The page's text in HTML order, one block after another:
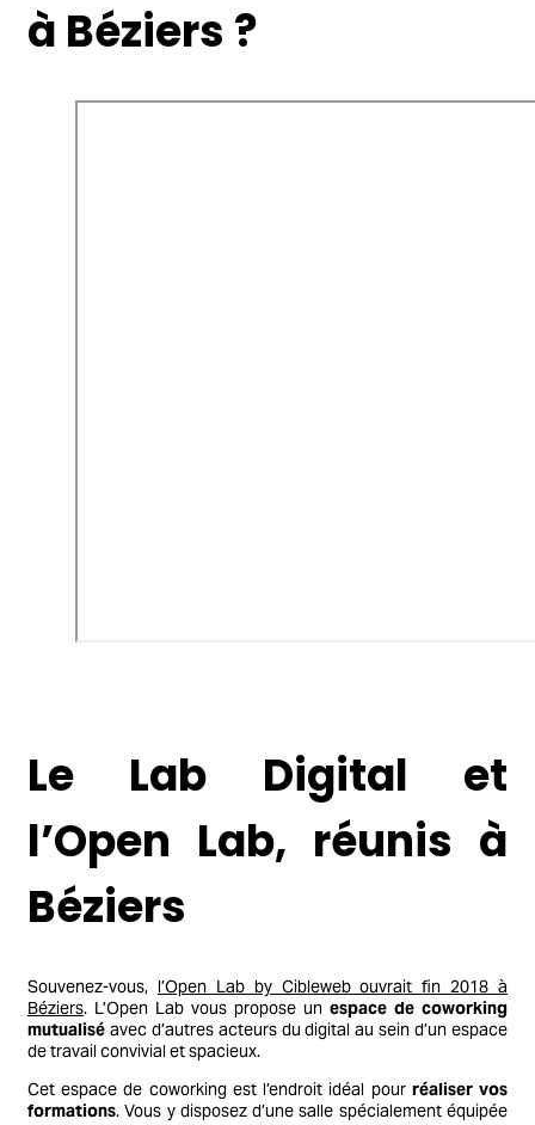
à Béziers ?
Le Lab Digital et
l’Open Lab, réunis à
Béziers
Souvenez-vous, l’Open Lab by Cibleweb ouvrait fin 2018 à
Béziers. L’Open Lab vous propose un espace de coworking
mutualisé avec d’autres acteurs du digital au sein d’un espace
de travail convivial et spacieux.
Cet espace de coworking est l’endroit idéal pour réaliser vos
formations. Vous y disposez d’une salle spécialement équipée